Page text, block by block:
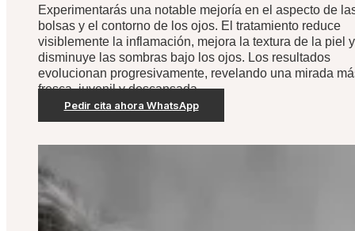
Experimentarás una notable mejoría en el aspecto de
bolsas y el contorno de los ojos. El tratamiento reduce
visiblemente la inflamación, mejora la textura de la piel y
disminuye las sombras bajo los ojos. Los resultados
evolucionan progresivamente, revelando una mirada
fresca, juvenil y descansada.
Pedir cita ahora WhatsApp